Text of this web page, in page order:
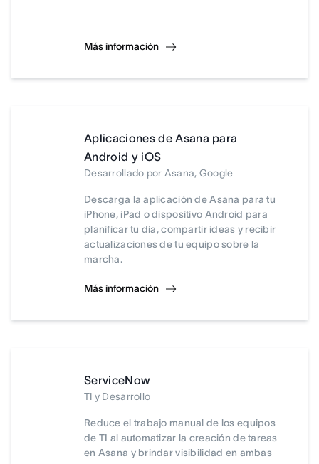
Más información
Aplicaciones de Asana para
Android y iOS
Desarrollado por Asana, Google
Descarga la aplicación de Asana para tu
iPhone, iPad o dispositivo Android para
planificar tu día, compartir ideas y recibir
actualizaciones de tu equipo sobre la
marcha.
Más información
ServiceNow
TI y Desarrollo
Reduce el trabajo manual de los equipos
de TI al automatizar la creación de tareas
en Asana y brindar visibilidad en ambas